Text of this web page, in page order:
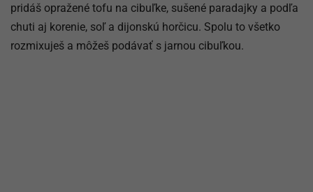
pridáš opražené tofu na cibuľke, sušené paradajky a podľa
chuti aj korenie, soľ a dijonskú horčicu. Spolu to všetko
rozmixuješ a môžeš podávať s jarnou cibuľkou.